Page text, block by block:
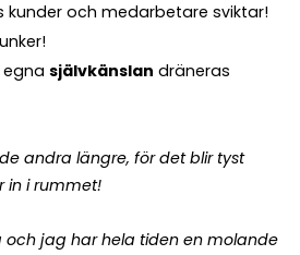
kunder och medarbetare sviktar!
självkänslan dräneras
andra längre, för det blir tyst
in i rummet!
och jag har hela tiden en molande